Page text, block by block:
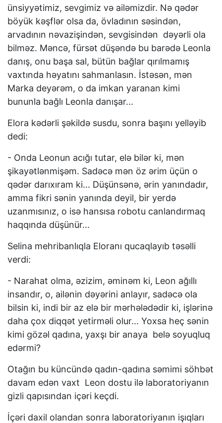
ünsiyyətimiz, sevgimiz və ailəmizdir. Nə qədər
böyük kəşflər olsa da, övladının səsindən,
arvadının nəvazişindən, sevgisindən dəyərli ola
bilməz. Məncə, fürsət düşəndə bu barədə Leonla
danış, onu başa sal, bütün bağlar qırılmamış
vaxtında həyatını sahmanlasın. İstəsən, mən
Marka deyərəm, o da imkan yaranan kimi
bununla bağlı Leonla danışar...
Elora kədərli şəkildə susdu, sonra başını yelləyib
dedi:
- Onda Leonun acığı tutar, elə bilər ki, mən
şikayətlənmişəm. Sadəcə mən öz ərim üçün o
qədər darıxıram ki... Düşünsənə, ərin yanındadır,
amma fikri sənin yanında deyil, bir yerdə
uzanmısınız, o isə hansısa robotu canlandırmaq
haqqında düşünür...
Selina mehribanlıqla Eloranı qucaqlayıb təsəlli
verdi:
- Narahat olma, əzizim, əminəm ki, Leon ağıllı
insandır, o, ailənin dəyərini anlayır, sadəcə ola
bilsin ki, indi bir az elə bir mərhələdədir ki, işlərinə
daha çox diqqət yetirməli olur... Yoxsa heç sənin
kimi gözəl qadına, yaxşı bir anaya belə soyuqluq
edərmi?
Otağın bu küncündə qadın-qadına səmimi söhbət
davam edən vaxt Leon dostu ilə laboratoriyanın
gizli qapısından içəri keçdi.
İçəri daxil olandan sonra laboratoriyanın işıqları